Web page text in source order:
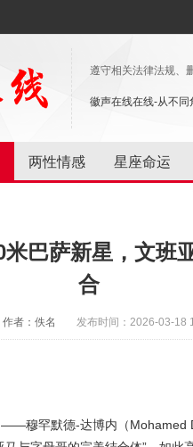
遵守相关法律法规、
徽声在线在线-从不
两性情感 星座命运
巴萨新星，文班
合
作者：佚名 发布时间：2026-03-18
穆罕默德-达博内（Mohamed